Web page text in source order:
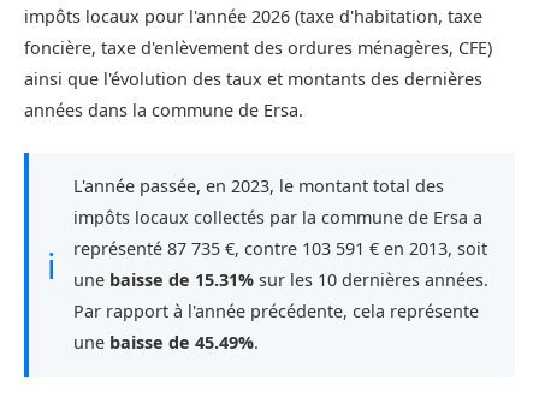
impôts locaux pour l'année 2026 (taxe d'habitation, taxe
foncière, taxe d'enlèvement des ordures ménagères, CFE)
ainsi que l'évolution des taux et montants des dernières
années dans la commune de Ersa.
ℹ
L'année passée, en 2023, le montant total des
impôts locaux collectés par la commune de Ersa a
représenté 87 735 €, contre 103 591 € en 2013, soit
une baisse de 15.31% sur les 10 dernières années.
Par rapport à l'année précédente, cela représente
une baisse de 45.49%.